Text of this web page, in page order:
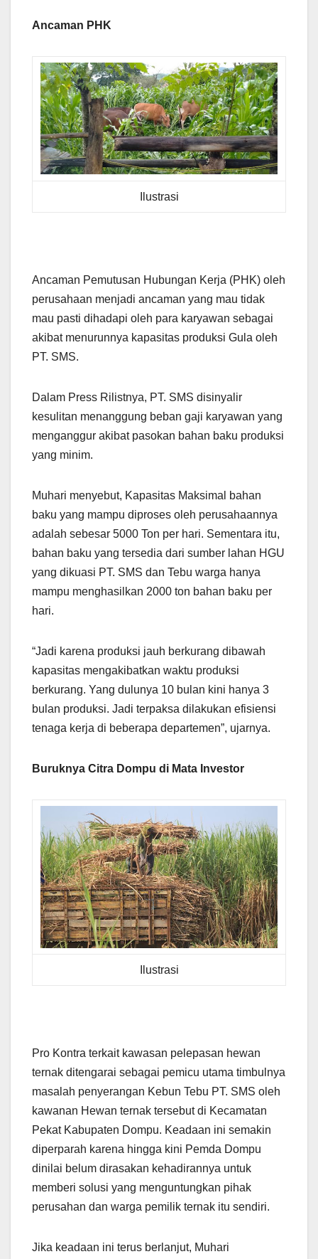
Ancaman PHK
Ilustrasi
Ancaman Pemutusan Hubungan Kerja (PHK) oleh
perusahaan menjadi ancaman yang mau tidak
mau pasti dihadapi oleh para karyawan sebagai
akibat menurunnya kapasitas produksi Gula oleh
PT. SMS.
Dalam Press Rilistnya, PT. SMS disinyalir
kesulitan menanggung beban gaji karyawan yang
menganggur akibat pasokan bahan baku produksi
yang minim.
Muhari menyebut, Kapasitas Maksimal bahan
baku yang mampu diproses oleh perusahaannya
adalah sebesar 5000 Ton per hari. Sementara itu,
bahan baku yang tersedia dari sumber lahan HGU
yang dikuasi PT. SMS dan Tebu warga hanya
mampu menghasilkan 2000 ton bahan baku per
hari.
“Jadi karena produksi jauh berkurang dibawah
kapasitas mengakibatkan waktu produksi
berkurang. Yang dulunya 10 bulan kini hanya 3
bulan produksi. Jadi terpaksa dilakukan efisiensi
tenaga kerja di beberapa departemen”, ujarnya.
Buruknya Citra Dompu di Mata Investor
Ilustrasi
Pro Kontra terkait kawasan pelepasan hewan
ternak ditengarai sebagai pemicu utama timbulnya
masalah penyerangan Kebun Tebu PT. SMS oleh
kawanan Hewan ternak tersebut di Kecamatan
Pekat Kabupaten Dompu. Keadaan ini semakin
diperparah karena hingga kini Pemda Dompu
dinilai belum dirasakan kehadirannya untuk
memberi solusi yang menguntungkan pihak
perusahan dan warga pemilik ternak itu sendiri.
Jika keadaan ini terus berlanjut, Muhari